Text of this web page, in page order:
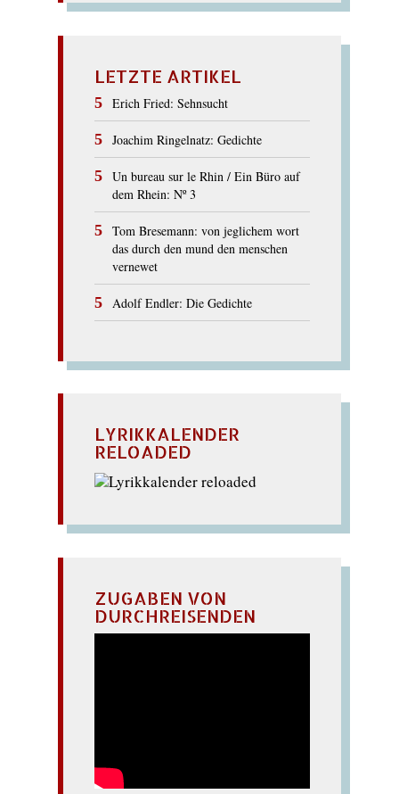
LETZTE ARTIKEL
Erich Fried: Sehnsucht
Joachim Ringelnatz: Gedichte
Un bureau sur le Rhin / Ein Büro auf
dem Rhein: Nº 3
Tom Bresemann: von jeglichem wort
das durch den mund den menschen
vernewet
Adolf Endler: Die Gedichte
LYRIKKALENDER
RELOADED
ZUGABEN VON
DURCHREISENDEN